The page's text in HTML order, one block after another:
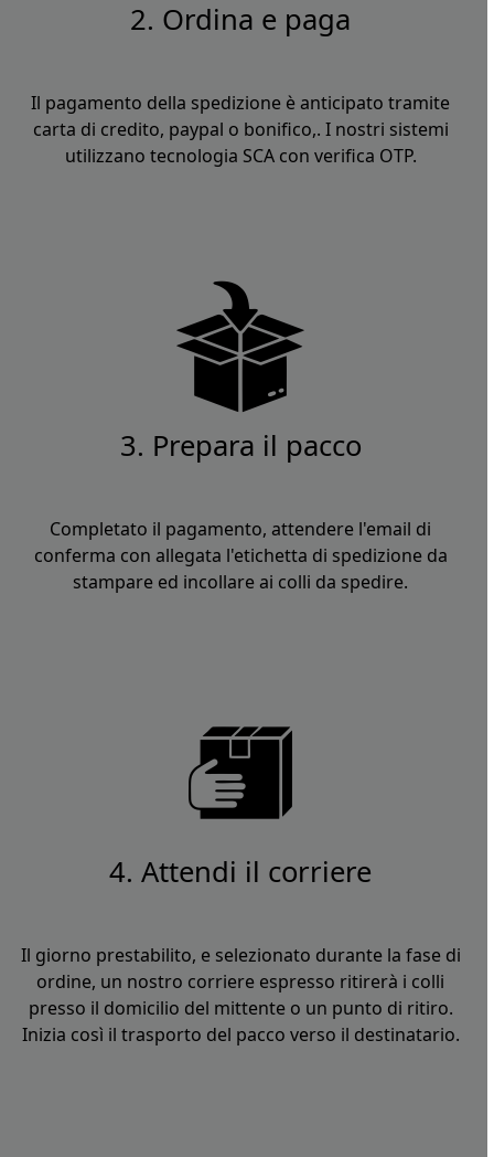
2. Ordina e paga
Il pagamento della spedizione è anticipato tramite
carta di credito, paypal o bonifico,. I nostri sistemi
utilizzano tecnologia SCA con verifica OTP.
3. Prepara il pacco
Completato il pagamento, attendere l'email di
conferma con allegata l'etichetta di spedizione da
stampare ed incollare ai colli da spedire.
4. Attendi il corriere
Il giorno prestabilito, e selezionato durante la fase di
ordine, un nostro corriere espresso ritirerà i colli
presso il domicilio del mittente o un punto di ritiro.
Inizia così il trasporto del pacco verso il destinatario.